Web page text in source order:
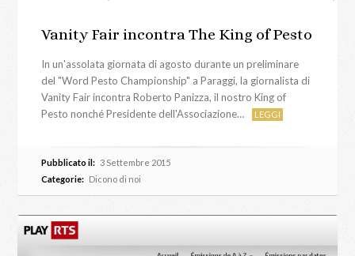
Vanity Fair incontra The King of Pesto
In un'assolata giornata di agosto durante un preliminare
del "Word Pesto Championship" a Paraggi, la giornalista di
Vanity Fair incontra Roberto Panizza, il nostro King of
Pesto nonché Presidente dell'Associazione…
LEGGI
Pubblicato il: 3 Settembre 2015
Categorie: Dicono di noi